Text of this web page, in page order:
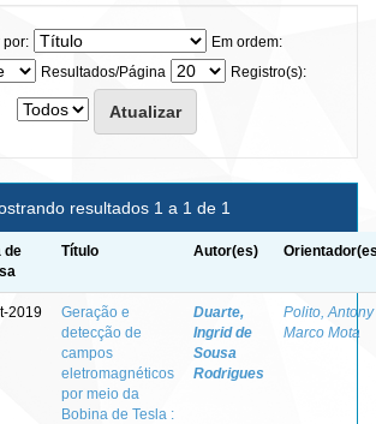
por:
Em ordem:
Resultados/Página
Registro(s):
resultados 1 a 1 de 1
de
Título Autor(es)
2019
Geração e
detecção de
campos
eletromagnéticos
por meio da
Bobina de Tesla :
Duarte,
Ingrid de
Sousa
Rodrigues
Polito, Antony
Marco Mota